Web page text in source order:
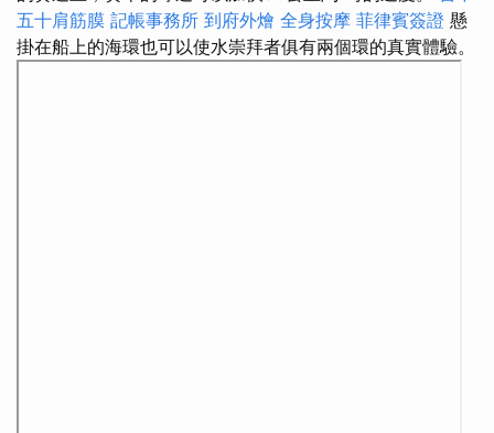
五十肩筋膜 記帳事務所 到府外燴 全身按摩 菲律賓簽證 懸
掛在船上的海環也可以使水崇拜者俱有兩個環的真實體驗。